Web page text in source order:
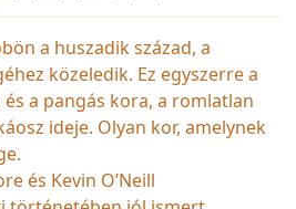
a huszadik század, a
közeledik. Ez egyszerre a
a pangás kora, a romlatlan
ideje. Olyan kor, amelynek
és Kevin O’Neill